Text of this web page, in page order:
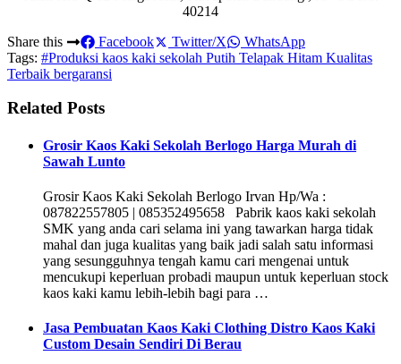
40214
Share this
Facebook Twitter/X
WhatsApp
Tags: #Produksi kaos kaki sekolah Putih Telapak Hitam Kualitas
Terbaik bergaransi
Related Posts
Grosir Kaos Kaki Sekolah Berlogo Harga Murah di
Sawah Lunto
Grosir Kaos Kaki Sekolah Berlogo Irvan Hp/Wa :
087822557805 | 085352495658 Pabrik kaos kaki sekolah
SMK yang anda cari selama ini yang tawarkan harga tidak
mahal dan juga kualitas yang baik jadi salah satu informasi
yang sesungguhnya tengah kamu cari mengenai untuk
mencukupi keperluan probadi maupun untuk keperluan stock
kaos kaki kamu lebih-lebih bagi para …
Jasa Pembuatan Kaos Kaki Clothing Distro Kaos Kaki
Custom Desain Sendiri Di Berau